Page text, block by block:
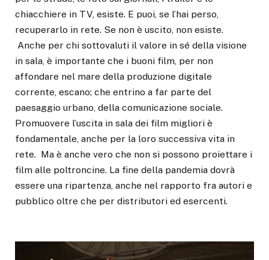
chiacchiere in TV, esiste. E puoi, se l’hai perso,
recuperarlo in rete. Se non è uscito, non esiste.
Anche per chi sottovaluti il valore in sé della visione
in sala, è importante che i buoni film, per non
affondare nel mare della produzione digitale
corrente, escano; che entrino a far parte del
paesaggio urbano, della comunicazione sociale.
Promuovere l’uscita in sala dei film migliori è
fondamentale, anche per la loro successiva vita in
rete. Ma è anche vero che non si possono proiettare i
film alle poltroncine. La fine della pandemia dovrà
essere una ripartenza, anche nel rapporto fra autori e
pubblico oltre che per distributori ed esercenti.